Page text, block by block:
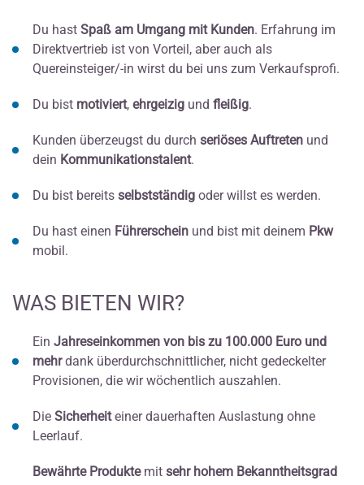
Du hast Spaß am Umgang mit Kunden. Erfahrung im
Direktvertrieb ist von Vorteil, aber auch als
Quereinsteiger/-in wirst du bei uns zum Verkaufsprofi.
Du bist motiviert, ehrgeizig und fleißig.
Kunden überzeugst du durch seriöses Auftreten und
dein Kommunikationstalent.
Du bist bereits selbstständig oder willst es werden.
Du hast einen Führerschein und bist mit deinem Pkw
mobil.
WAS BIETEN WIR?
Ein Jahreseinkommen von bis zu 100.000 Euro und
mehrdank überdurchschnittlicher, nicht gedeckelter
Provisionen, die wir wöchentlich auszahlen.
Die Sicherheiteiner dauerhaften Auslastung ohne
Leerlauf.
Bewährte Produktemit sehr hohem Bekanntheitsgrad